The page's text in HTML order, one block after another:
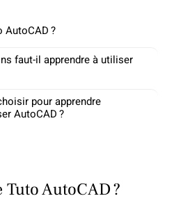
?
faut-il apprendre à utiliser
pour apprendre
AutoCAD ?
AutoCAD ?